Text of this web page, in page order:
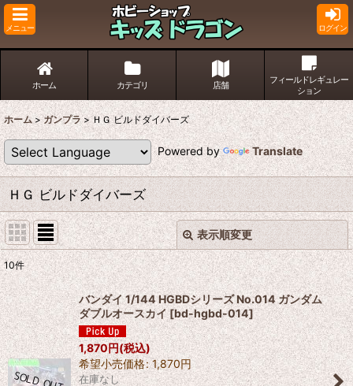
メニュー ログイン
ホーム カテゴリ 店舗
フィールドレギュレー
ション
ホーム > ガンプラ > ＨＧ ビルドダイバーズ
Powered by Translate
ＨＧ ビルドダイバーズ
表示順変更
表示数:
並び順:
絞り込む
閉じる
10件
バンダイ 1/144 HGBDシリーズ No.014 ガンダム
ダブルオースカイ [bd-hgbd-014]
1,870円(税込)
希望小売価格: 1,870円
在庫なし